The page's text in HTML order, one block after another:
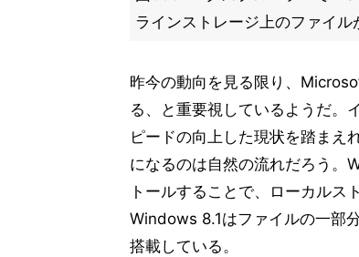
ラインストレージ上のファイル
昨今の動向を見る限り、
る、と重要視しているようだ。
ピードの向上した現状を踏まえ
になるのは自然の流れだろう。
トールすることで、ローカルス
Windows 8.1はファイルの一部
搭載している。